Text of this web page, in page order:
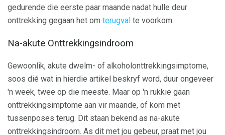
gedurende die eerste paar maande nadat hulle deur
onttrekking gegaan het om terugval te voorkom.
Na-akute Onttrekkingsindroom
Gewoonlik, akute dwelm- of alkoholonttrekkingsimptome,
soos dié wat in hierdie artikel beskryf word, duur ongeveer
'n week, twee op die meeste. Maar op 'n rukkie gaan
onttrekkingsimptome aan vir maande, of kom met
tussenposes terug. Dit staan ​​bekend as na-akute
onttrekkingsindroom. As dit met jou gebeur, praat met jou